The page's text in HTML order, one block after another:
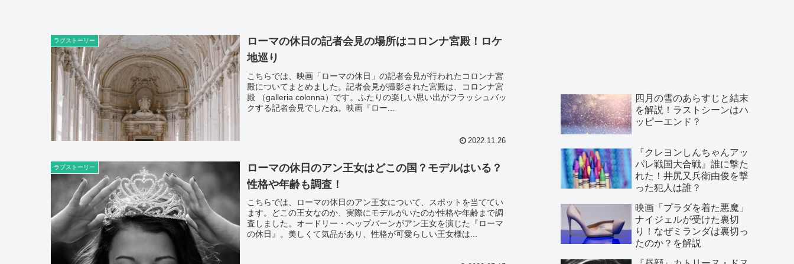
ラブストーリー
ローマの休日の記者会見の場所はコロンナ宮殿！ロケ
地巡り
こちらでは、映画「ローマの休日」の記者会見が行われたコロンナ宮
殿についてまとめました。記者会見が撮影された宮殿は、コロンナ宮
殿 （galleria colonna）です。ふたりの楽しい思い出がフラッシュバッ
クする記者会見でしたね。映画『ロー...
2022.11.26
ラブストーリー
ローマの休日のアン王女はどこの国？モデルはいる？
性格や年齢も調査！
こちらでは、ローマの休日のアン王女について、スポットを当ててい
ます。どこの王女なのか、実際にモデルがいたのか性格や年齢まで調
査しました。オードリー・ヘップバーンがアン王女を演じた『ローマ
の休日』。美しくて気品があり、性格が可愛らしい王女様は...
四月の雪のあらすじと結末
を解説！ラストシーンはハ
ッピーエンド？
『クレヨンしんちゃんアッ
パレ戦国大合戦』誰に撃た
れた！井尻又兵衛由俊を撃
った犯人は誰？
映画「プラダを着た悪魔」
ナイジェルが受けた裏切
り！なぜミランダは裏切っ
たのか？を解説